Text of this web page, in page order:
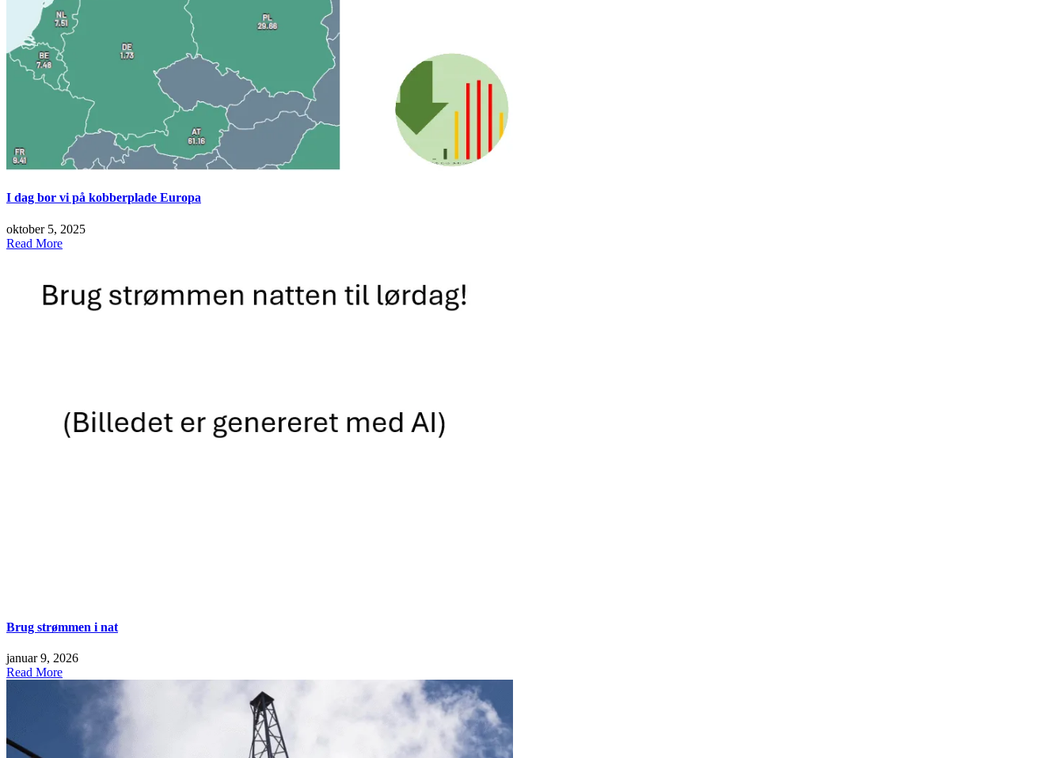
I dag bor vi på kobberplade Europa
oktober 5, 2025
Read More
Brug strømmen i nat
januar 9, 2026
Read More